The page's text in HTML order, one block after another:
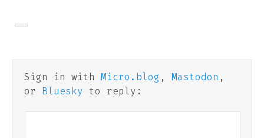
Sign in with Micro.blog , Mastodon ,
or Bluesky to reply: